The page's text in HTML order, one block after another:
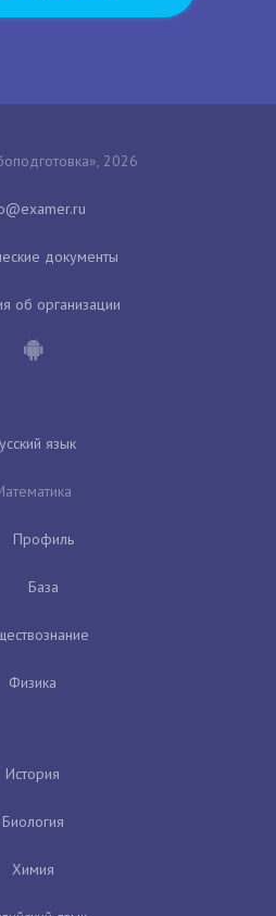
2026
документы
об организации
язык
Профиль
База
Физика
История
Биология
Химия